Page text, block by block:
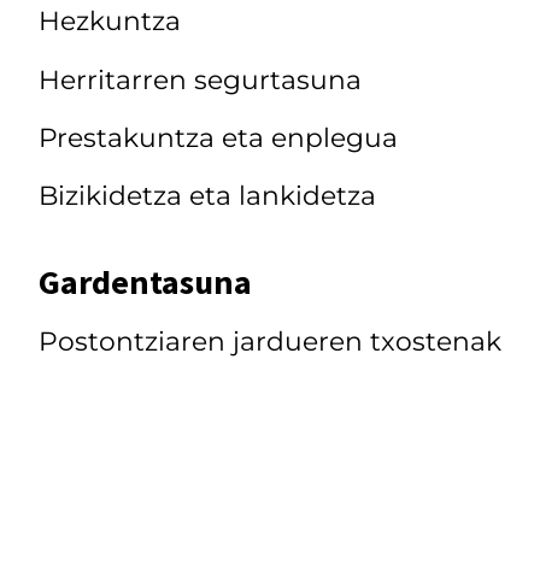
Hezkuntza
Herritarren segurtasuna
Prestakuntza eta enplegua
Bizikidetza eta lankidetza
Gardentasuna
Postontziaren jardueren txostenak